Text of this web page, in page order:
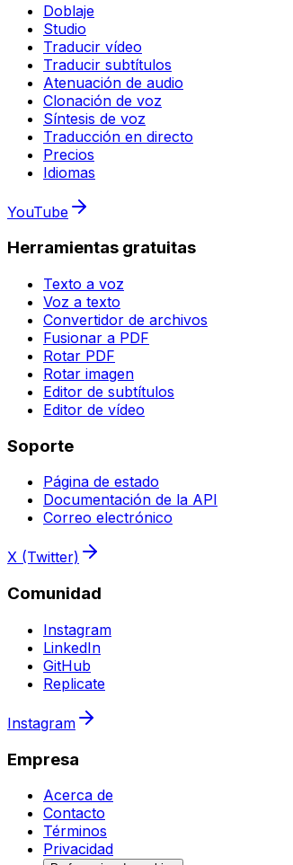
Doblaje
Studio
Traducir vídeo
Traducir subtítulos
Atenuación de audio
Clonación de voz
Síntesis de voz
Traducción en directo
Precios
Idiomas
YouTube
Herramientas gratuitas
Texto a voz
Voz a texto
Convertidor de archivos
Fusionar a PDF
Rotar PDF
Rotar imagen
Editor de subtítulos
Editor de vídeo
Soporte
Página de estado
Documentación de la API
Correo electrónico
X (Twitter)
Comunidad
Instagram
LinkedIn
GitHub
Replicate
Instagram
Empresa
Acerca de
Contacto
Términos
Privacidad